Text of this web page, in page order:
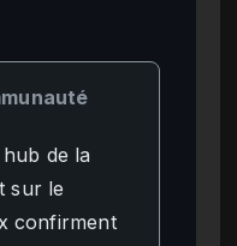
de la
sur le
confirment